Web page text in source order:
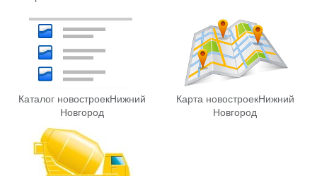
Каталог новостроекНижний
Новгород
Карта новостроекНижний
Новгород